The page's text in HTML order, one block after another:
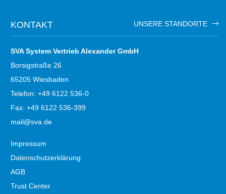
KONTAKT UNSERE STANDORTE
SVA System Vertrieb Alexander GmbH
Borsigstraße 26
65205 Wiesbaden
Telefon: +49 6122 536-0
Fax: +49 6122 536-399
mail@sva.de
Impressum
Datenschutzerklärung
AGB
Trust Center